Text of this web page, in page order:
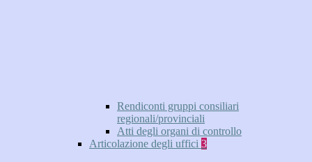
Rendiconti gruppi consiliari
regionali/provinciali
Atti degli organi di controllo
Articolazione degli uffici 3